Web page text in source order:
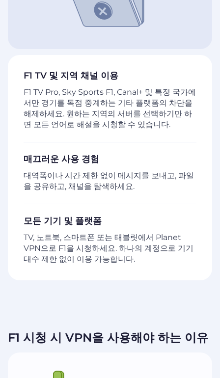
F1 TV 및 지역 채널 이용
F1 TV Pro, Sky Sports F1, Canal+ 및 특정 국가에
서만 경기를 독점 중계하는 기타 플랫폼의 차단을
해제하세요. 원하는 지역의 서버를 선택하기만 하
면 모든 언어로 해설을 시청할 수 있습니다.
매끄러운 사용 경험
대역폭이나 시간 제한 없이 메시지를 보내고, 파일
을 공유하고, 채널을 탐색하세요.
모든 기기 및 플랫폼
TV, 노트북, 스마트폰 또는 태블릿에서 Planet
VPN으로 F1을 시청하세요. 하나의 계정으로 기기
대수 제한 없이 이용 가능합니다.
F1 시청 시 VPN을 사용해야 하는 이유